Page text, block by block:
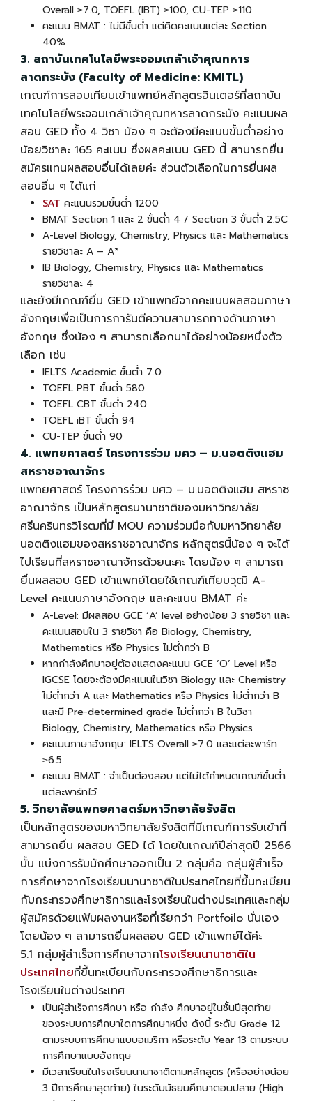
Overall ≥7.0, TOEFL (IBT) ≥100, CU-TEP ≥110
คะแนน BMAT : ไม่มีขั้นต่ำ แต่คิดคะแนนแต่ละ Section
40%
3. สถาบันเทคโนโลยีพระจอมเกล้าเจ้าคุณทหาร
ลาดกระบัง (Faculty of Medicine: KMITL)
เกณฑ์การสอบเทียบเข้าแพทย์หลักสูตรอินเตอร์ที่สถาบัน
เทคโนโลยีพระจอมเกล้าเจ้าคุณทหารลาดกระบัง คะแนนผล
สอบ GED ทั้ง 4 วิชา น้อง ๆ จะต้องมีคะแนนขั้นต่ำอย่าง
น้อยวิชาละ 165 คะแนน ซึ่งผลคะแนน GED นี้ สามารถยื่น
สมัครแทนผลสอบอื่นได้เลยค่ะ ส่วนตัวเลือกในการยื่นผล
สอบอื่น ๆ ได้แก่
SAT คะแนนรวมขั้นต่ำ 1200
BMAT Section 1 และ 2 ขั้นต่ำ 4 / Section 3 ขั้นต่ำ 2.5C
A-Level Biology, Chemistry, Physics และ Mathematics
รายวิชาละ A – A*
IB Biology, Chemistry, Physics และ Mathematics
รายวิชาละ 4
และยังมีเกณฑ์ยื่น GED เข้าแพทย์จากคะแนนผลสอบภาษา
อังกฤษเพื่อเป็นการการันตีความสามารถทางด้านภาษา
อังกฤษ ซึ่งน้อง ๆ สามารถเลือกมาได้อย่างน้อยหนึ่งตัว
เลือก เช่น
IELTS Academic ขั้นต่ำ 7.0
TOEFL PBT ขั้นต่ำ 580
TOEFL CBT ขั้นต่ำ 240
TOEFL iBT ขั้นต่ำ 94
CU-TEP ขั้นต่ำ 90
4. แพทยศาสตร์ โครงการร่วม มศว – ม.นอตติงแฮม
สหราชอาณาจักร
แพทยศาสตร์ โครงการร่วม มศว – ม.นอตติงแฮม สหราช
อาณาจักร เป็นหลักสูตรนานาชาติของมหาวิทยาลัย
ศรีนครินทรวิโรฒที่มี MOU ความร่วมมือกับมหาวิทยาลัย
นอตติงแฮมของสหราชอาณาจักร หลักสูตรนี้น้อง ๆ จะได้
ไปเรียนที่สหราชอาณาจักรด้วยนะคะ โดยน้อง ๆ สามารถ
ยื่นผลสอบ GED เข้าแพทย์โดยใช้เกณฑ์เทียบวุฒิ A-
Level คะแนนภาษาอังกฤษ และคะแนน BMAT ค่ะ
A-Level: มีผลสอบ GCE ‘A’ level อย่างน้อย 3 รายวิชา และ
คะแนนสอบใน 3 รายวิชา คือ Biology, Chemistry,
Mathematics หรือ Physics ไม่ต่ำกว่า B
หากกำลังศึกษาอยู่ต้องแสดงคะแนน GCE ‘O’ Level หรือ
IGCSE โดยจะต้องมีคะแนนในวิชา Biology และ Chemistry
ไม่ต่ำกว่า A และ Mathematics หรือ Physics ไม่ต่ำกว่า B
และมี Pre-determined grade ไม่ต่ำกว่า B ในวิชา
Biology, Chemistry, Mathematics หรือ Physics
คะแนนภาษาอังกฤษ: IELTS Overall ≥7.0 และแต่ละพาร์ท
≥6.5
คะแนน BMAT : จำเป็นต้องสอบ แต่ไม่ได้กำหนดเกณฑ์ขั้นต่ำ
แต่ละพาร์ทไว้
5. วิทยาลัยแพทยศาสตร์มหาวิทยาลัยรังสิต
เป็นหลักสูตรของมหาวิทยาลัยรังสิตที่มีเกณฑ์การรับเข้าที่
สามารถยื่น ผลสอบ GEDได้ โดยในเกณฑ์ปีล่าสุดปี 2566
นั้น แบ่งการรับนักศึกษาออกเป็น 2 กลุ่มคือ กลุ่มผู้สำเร็จ
การศึกษาจากโรงเรียนนานาชาติในประเทศไทยที่ขึ้นทะเบียน
กับกระทรวงศึกษาธิการและโรงเรียนในต่างประเทศและกลุ่ม
ผู้สมัครด้วยแฟ้มผลงานหรือที่เรียกว่า Portfoilo นั่นเอง
โดยน้อง ๆ สามารถยื่นผลสอบ GED เข้าแพทย์ได้ค่ะ
5.1 กลุ่มผู้สำเร็จการศึกษาจากโรงเรียนนานาชาติใน
ประเทศไทยที่ขึ้นทะเบียนกับกระทรวงศึกษาธิการและ
โรงเรียนในต่างประเทศ
เป็นผู้สำเร็จการศึกษา หรือ กำลัง ศึกษาอยู่ในชั้นปีสุดท้าย
ของระบบการศึกษาใดการศึกษาหนึ่ง ดังนี้ ระดับ Grade 12
ตามระบบการศึกษาแบบอเมริกา หรือระดับ Year 13 ตามระบบ
การศึกษาแบบอังกฤษ
มีเวลาเรียนในโรงเรียนนานาชาติตามหลักสูตร (หรืออย่างน้อย
3 ปีการศึกษาสุดท้าย) ในระดับมัธยมศึกษาตอนปลาย (High